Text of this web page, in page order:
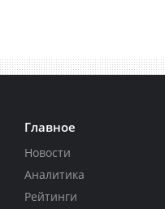
Главное
Новости
Аналитика
Рейтинги